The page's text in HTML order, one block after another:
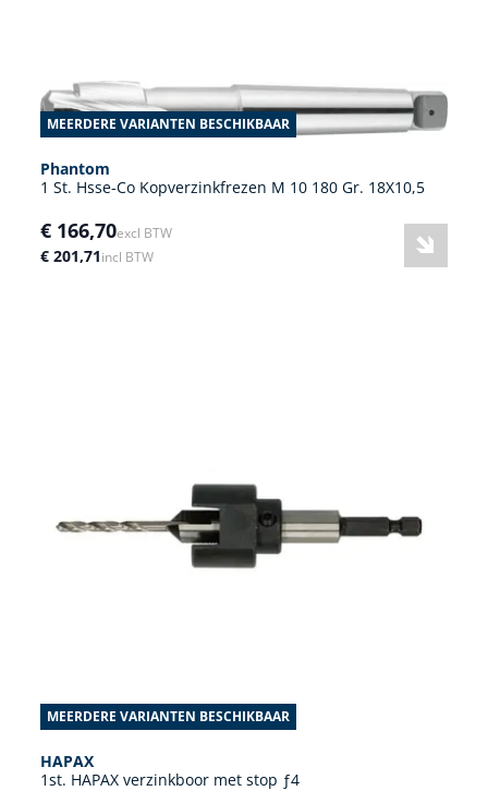
MEERDERE VARIANTEN BESCHIKBAAR
Phantom
1 St. Hsse-Co Kopverzinkfrezen M 10 180 Gr. 18X10,5
€ 166,70excl BTW
€ 201,71incl BTW
MEERDERE VARIANTEN BESCHIKBAAR
HAPAX
1st. HAPAX verzinkboor met stop ƒ4